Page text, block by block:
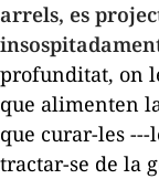
arrels, es
profunditat, on
que alimenten
que curar-les ---
tractar-se de la